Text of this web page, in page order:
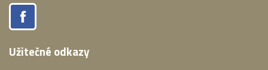
Užitečné odkazy